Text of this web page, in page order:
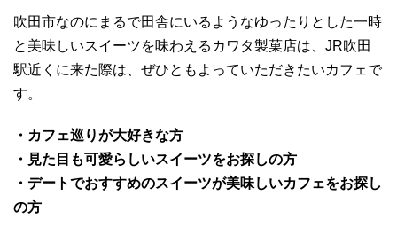
吹田市なのにまるで田舎にいるようなゆったりとした一時
と美味しいスイーツを味わえるカワタ製菓店は、JR吹田
駅近くに来た際は、ぜひともよっていただきたいカフェで
す。
・カフェ巡りが大好きな方
・見た目も可愛らしいスイーツをお探しの方
・デートでおすすめのスイーツが美味しいカフェをお探し
の方